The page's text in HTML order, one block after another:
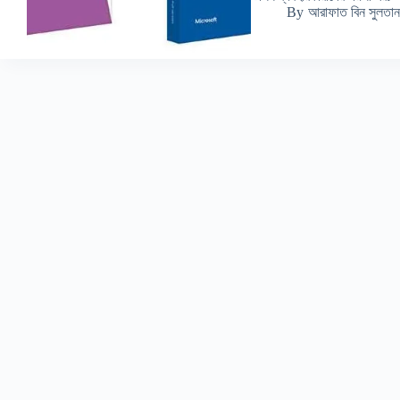
By আরাফাত বিন সুলতান